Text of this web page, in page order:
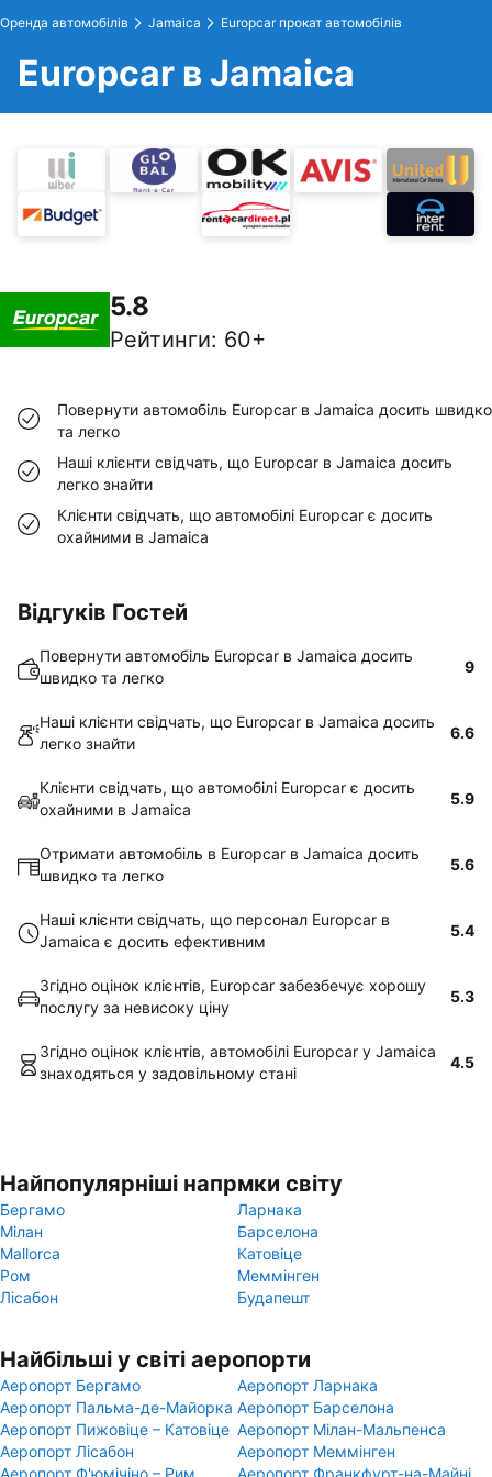
Оренда автомобілів Jamaica Europcar прокат автомобілів
Europcar в Jamaica
5.8
Рейтинги: 60+
Повернути автомобіль Europcar в Jamaica досить швидко
та легко
Наші клієнти свідчать, що Europcar в Jamaica досить
легко знайти
Клієнти свідчать, що автомобілі Europcar є досить
охайними в Jamaica
Відгуків Гостей
Повернути автомобіль Europcar в Jamaica досить
швидко та легко
9
Наші клієнти свідчать, що Europcar в Jamaica досить
легко знайти
6.6
Клієнти свідчать, що автомобілі Europcar є досить
охайними в Jamaica
5.9
Отримати автомобіль в Europcar в Jamaica досить
швидко та легко
5.6
Наші клієнти свідчать, що персонал Europcar в
Jamaica є досить ефективним
5.4
Згідно оцінок клієнтів, Europcar забезбечує хорошу
послугу за невисоку ціну
5.3
Згідно оцінок клієнтів, автомобілі Europcar у Jamaica
знаходяться у задовільному стані
4.5
Найпопулярніші напрмки світу
Бергамо
Ларнака
Мілан
Барселона
Mallorca
Катовіце
Ром
Меммінген
Лісабон
Будапешт
Найбільші у світі аеропорти
Аеропорт Бергамо
Аеропорт Ларнака
Аеропорт Пальма-де-Майорка Аеропорт Барселона
Аеропорт Пижовіце – Катовіце Аеропорт Мілан-Мальпенса
Аеропорт Лісабон
Аеропорт Меммінген
Аеропорт Ф'юмічіно – Рим
Аеропорт Франкфурт-на-Майні